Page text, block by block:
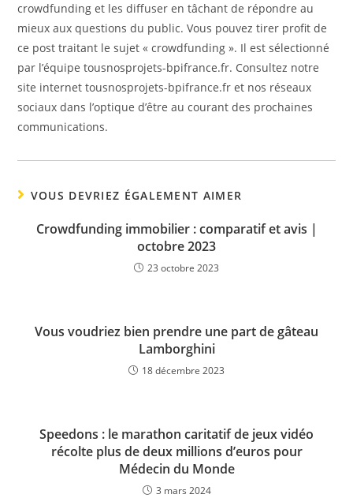
crowdfunding et les diffuser en tâchant de répondre au
mieux aux questions du public. Vous pouvez tirer profit de
ce post traitant le sujet « crowdfunding ». Il est sélectionné
par l’équipe tousnosprojets-bpifrance.fr. Consultez notre
site internet tousnosprojets-bpifrance.fr et nos réseaux
sociaux dans l’optique d’être au courant des prochaines
communications.
VOUS DEVRIEZ ÉGALEMENT AIMER
Crowdfunding immobilier : comparatif et avis |
octobre 2023
23 octobre 2023
Vous voudriez bien prendre une part de gâteau
Lamborghini
18 décembre 2023
Speedons : le marathon caritatif de jeux vidéo
récolte plus de deux millions d’euros pour
Médecin du Monde
3 mars 2024